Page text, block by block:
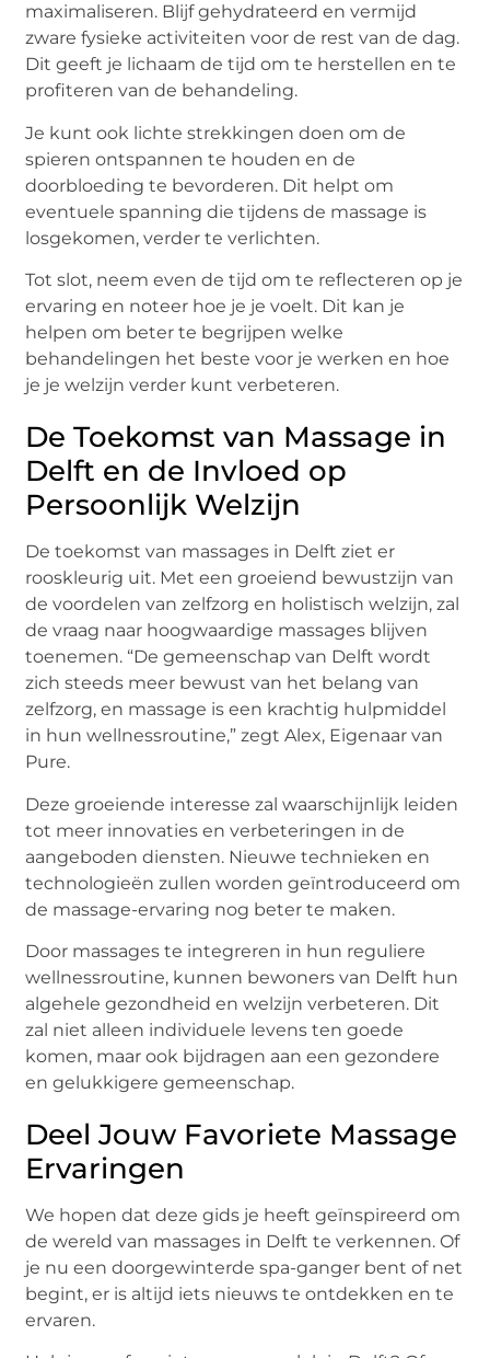
maximaliseren. Blijf gehydrateerd en vermijd
zware fysieke activiteiten voor de rest van de dag.
Dit geeft je lichaam de tijd om te herstellen en te
profiteren van de behandeling.
Je kunt ook lichte strekkingen doen om de
spieren ontspannen te houden en de
doorbloeding te bevorderen. Dit helpt om
eventuele spanning die tijdens de massage is
losgekomen, verder te verlichten.
Tot slot, neem even de tijd om te reflecteren op je
ervaring en noteer hoe je je voelt. Dit kan je
helpen om beter te begrijpen welke
behandelingen het beste voor je werken en hoe
je je welzijn verder kunt verbeteren.
De Toekomst van Massage in
Delft en de Invloed op
Persoonlijk Welzijn
De toekomst van massages in Delft ziet er
rooskleurig uit. Met een groeiend bewustzijn van
de voordelen van zelfzorg en holistisch welzijn, zal
de vraag naar hoogwaardige massages blijven
toenemen. “De gemeenschap van Delft wordt
zich steeds meer bewust van het belang van
zelfzorg, en massage is een krachtig hulpmiddel
in hun wellnessroutine,” zegt Alex, Eigenaar van
Pure.
Deze groeiende interesse zal waarschijnlijk leiden
tot meer innovaties en verbeteringen in de
aangeboden diensten. Nieuwe technieken en
technologieën zullen worden geïntroduceerd om
de massage-ervaring nog beter te maken.
Door massages te integreren in hun reguliere
wellnessroutine, kunnen bewoners van Delft hun
algehele gezondheid en welzijn verbeteren. Dit
zal niet alleen individuele levens ten goede
komen, maar ook bijdragen aan een gezondere
en gelukkigere gemeenschap.
Deel Jouw Favoriete Massage
Ervaringen
We hopen dat deze gids je heeft geïnspireerd om
de wereld van massages in Delft te verkennen. Of
je nu een doorgewinterde spa-ganger bent of net
begint, er is altijd iets nieuws te ontdekken en te
ervaren.